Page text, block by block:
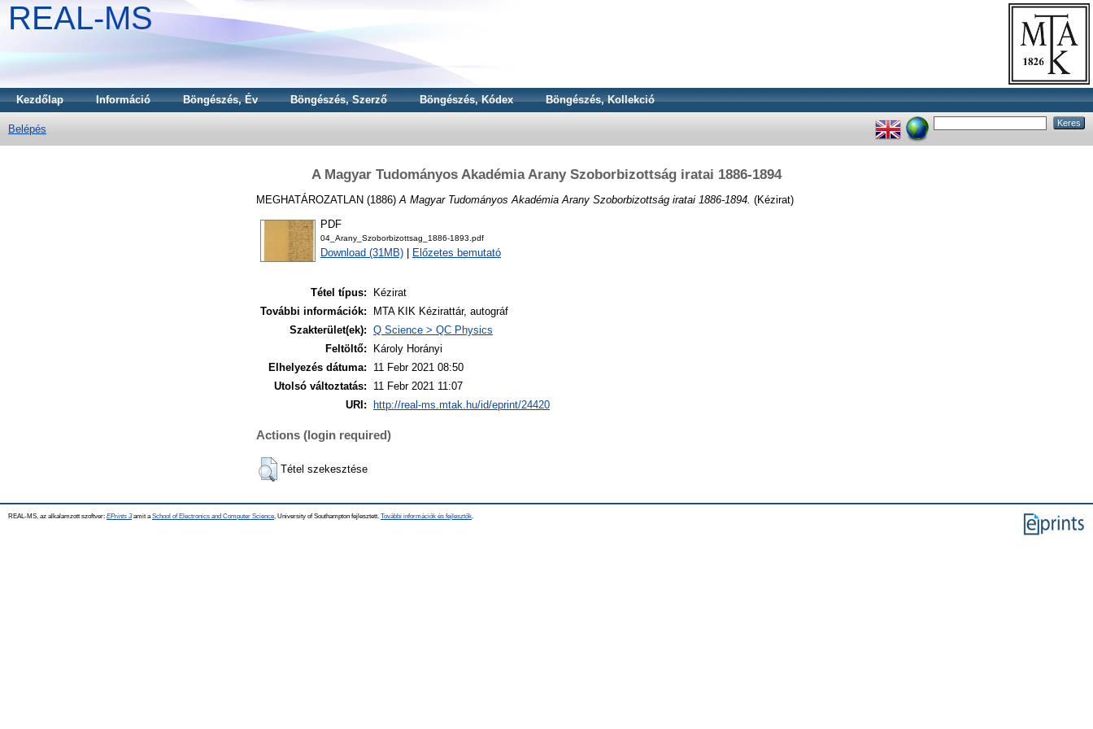
REAL-MS
Kezdőlap Információ Böngészés, Év Böngészés, Szerző Böngészés, Kódex Böngészés, Kollekció
Belépés
A Magyar Tudományos Akadémia Arany Szoborbizottság iratai 1886-1894
MEGHATÁROZATLAN (1886) A Magyar Tudományos Akadémia Arany Szoborbizottság iratai 1886-1894. (Kézirat)
PDF
04_Arany_Szoborbizottsag_1886-1893.pdf
Download (31MB) Előzetes bemutató
Tétel típus:
Kézirat
További információk:
MTA KIK Kézirattár, autográf
Szakterület(ek): Q Science > QC Physics
Feltöltő:
Károly Horányi
Elhelyezés dátuma:
11 Febr 2021 08:50
Utolsó változtatás:
11 Febr 2021 11:07
URI:
http://real-ms.mtak.hu/id/eprint/24420
Actions (login required)
Tétel szekesztése
REAL-MS, az alkalamzott szoftver: EPrints 3amit a School of Electronics and Computer Science , University of Southampton fejlesztett. További információk és fejlesztők